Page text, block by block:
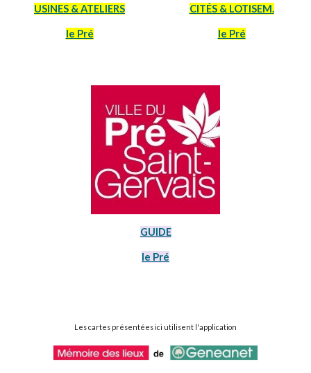
USINES & ATELIERS
le Pré
CITÉS & LOTISEM.
le Pré
GUIDE
le Pré
Les cartes présentées ici utilisent l'application